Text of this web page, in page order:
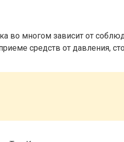
во многом зависит от
средств от давления,